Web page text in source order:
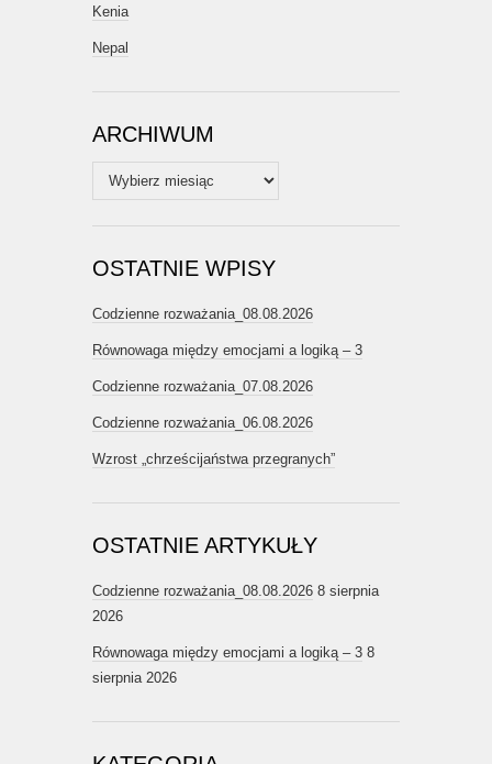
Kenia
Nepal
ARCHIWUM
Archiwum
OSTATNIE WPISY
Codzienne rozważania_08.08.2026
Równowaga między emocjami a logiką – 3
Codzienne rozważania_07.08.2026
Codzienne rozważania_06.08.2026
Wzrost „chrześcijaństwa przegranych”
OSTATNIE ARTYKUŁY
Codzienne rozważania_08.08.2026 8 sierpnia
2026
Równowaga między emocjami a logiką – 3 8
sierpnia 2026